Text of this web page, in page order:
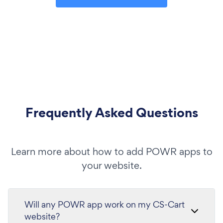
Frequently Asked Questions
Learn more about how to add POWR apps to
your website.
Will any POWR app work on my CS-Cart
website?